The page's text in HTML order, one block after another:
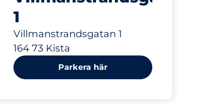
1
Villmanstrandsgatan 1
164 73 Kista
Parkera här